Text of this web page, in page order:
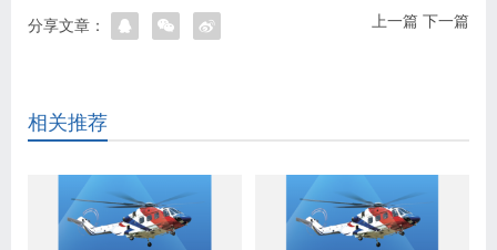
上一篇 下一篇
分享文章：
相关推荐